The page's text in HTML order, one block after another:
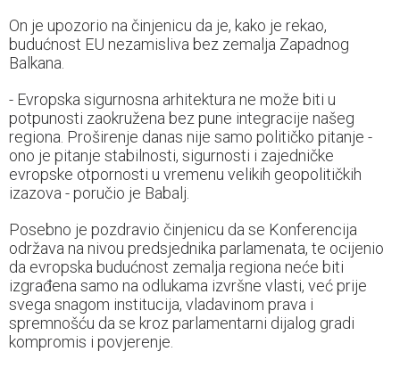
On je upozorio na činjenicu da je, kako je rekao,
budućnost EU nezamisliva bez zemalja Zapadnog
Balkana.
- Evropska sigurnosna arhitektura ne može biti u
potpunosti zaokružena bez pune integracije našeg
regiona. Proširenje danas nije samo političko pitanje -
ono je pitanje stabilnosti, sigurnosti i zajedničke
evropske otpornosti u vremenu velikih geopolitičkih
izazova - poručio je Babalj.
Posebno je pozdravio činjenicu da se Konferencija
održava na nivou predsjednika parlamenata, te ocijenio
da evropska budućnost zemalja regiona neće biti
izgrađena samo na odlukama izvršne vlasti, već prije
svega snagom institucija, vladavinom prava i
spremnošću da se kroz parlamentarni dijalog gradi
kompromis i povjerenje.